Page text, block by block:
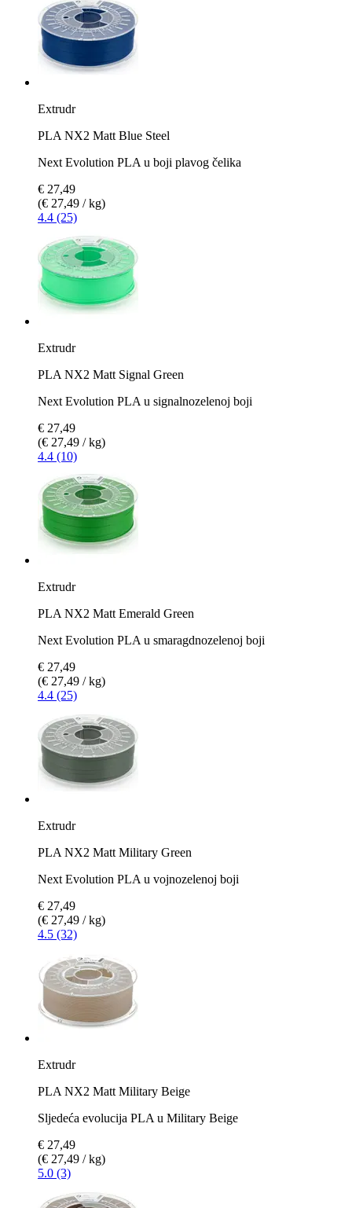
Extrudr
PLA NX2 Matt Blue Steel
Next Evolution PLA u boji plavog čelika
€ 27,49
(€ 27,49 / kg)
4.4 (25)
Extrudr
PLA NX2 Matt Signal Green
Next Evolution PLA u signalnozelenoj boji
€ 27,49
(€ 27,49 / kg)
4.4 (10)
Extrudr
PLA NX2 Matt Emerald Green
Next Evolution PLA u smaragdnozelenoj boji
€ 27,49
(€ 27,49 / kg)
4.4 (25)
Extrudr
PLA NX2 Matt Military Green
Next Evolution PLA u vojnozelenoj boji
€ 27,49
(€ 27,49 / kg)
4.5 (32)
Extrudr
PLA NX2 Matt Military Beige
Sljedeća evolucija PLA u Military Beige
€ 27,49
(€ 27,49 / kg)
5.0 (3)